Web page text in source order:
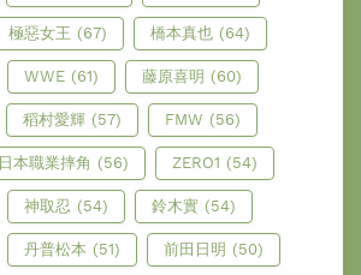
極惡女王 (67) 橋本真也 (64)
WWE (61) 藤原喜明 (60)
稻村愛輝 (57) FMW (56)
日本職業摔角 (56) ZERO1 (54)
神取忍 (54) 鈴木實 (54)
丹普松本 (51) 前田日明 (50)